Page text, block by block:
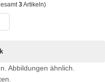
3Artikeln)
Abbildungen ähnlich.